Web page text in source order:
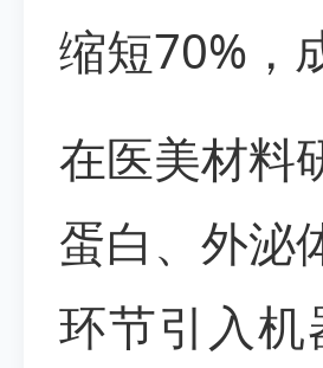
缩短70%，
在医美材料
蛋白、外泌
环节引入